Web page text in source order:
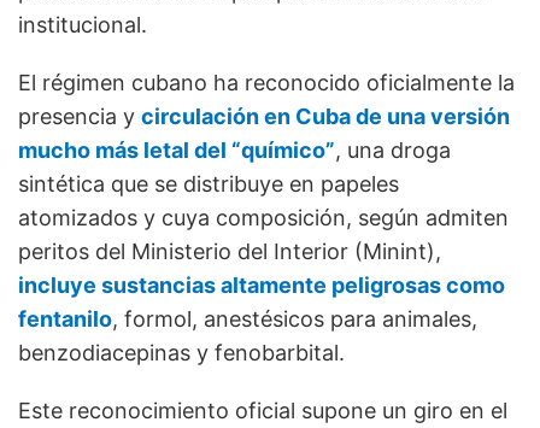
institucional.
El régimen cubano ha reconocido oficialmente la
presencia y circulación en Cuba de una versión
mucho más letal del “químico”, una droga
sintética que se distribuye en papeles
atomizados y cuya composición, según admiten
peritos del Ministerio del Interior (Minint),
incluye sustancias altamente peligrosas como
fentanilo, formol, anestésicos para animales,
benzodiacepinas y fenobarbital.
Este reconocimiento oficial supone un giro en el